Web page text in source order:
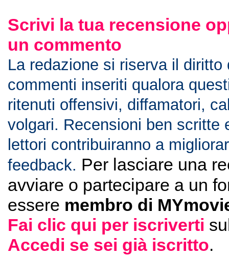
Scrivi la tua recensione
un commento
La redazione si riserva il diritto
commenti inseriti qualora
ritenuti offensivi, diffamatori,
volgari. Recensioni ben scritte
lettori contribuiranno a
feedback. Per lasciare una
avviare o partecipare a un
essere membro di
Fai clic qui per iscriverti
Accedi se sei già iscritto.